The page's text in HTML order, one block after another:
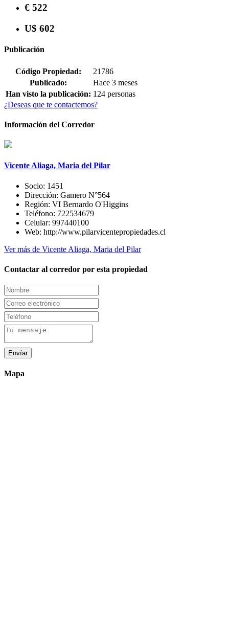
€ 522
U$ 602
Publicación
Código Propiedad:
21786
Publicado:
Hace 3 meses
Han visto la publicación: 124 personas
¿Deseas que te contactemos?
Información del Corredor
Vicente Aliaga, Maria del Pilar
Socio: 1451
Dirección: Gamero N°564
Región: VI Bernardo O'Higgins
Teléfono: 722534679
Celular: 997440100
Web: http://www.pilarvicentepropiedades.cl
Ver más de Vicente Aliaga, Maria del Pilar
Contactar al corredor por esta propiedad
Envíar
Mapa